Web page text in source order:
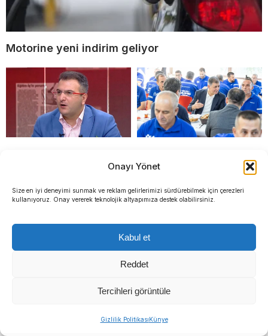
Onayı Yönet
Size en iyi deneyimi sunmak ve reklam gelirlerimizi sürdürebilmek için çerezleri
kullanıyoruz. Onay vererek teknolojik altyapımıza destek olabilirsiniz.
Kabul et
Reddet
Tercihleri görüntüle
Gizlilik PolitikasıKünye
Motorine yeni indirim geliyor
Başkan Tugay güne
başladı: “Birlikte her
zorluğu aşacağız”